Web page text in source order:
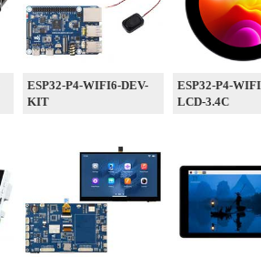
ESP32-P4-WIFI6-DEV-
KIT
ESP32-P4-
LCD-3.4C